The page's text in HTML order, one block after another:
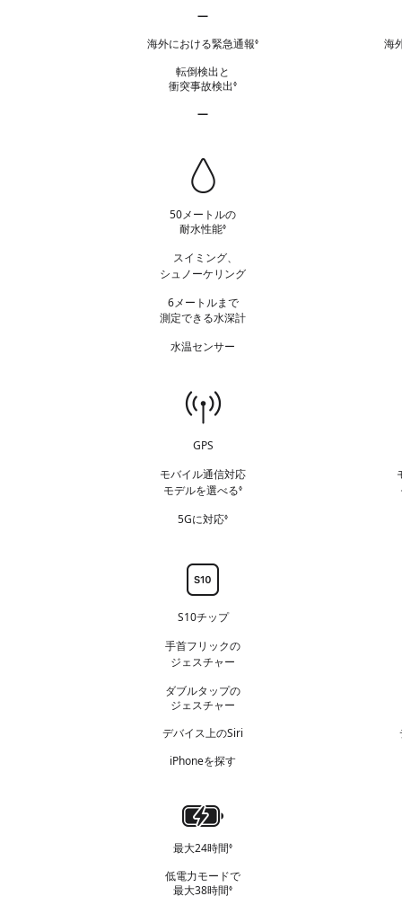
項
を
参
照
—
海外における緊急通報◊
転倒検出と
衝突事故検出 ◊
—
海
50メートルの
耐水性能◊
事
項
参
照
スイミング、
シュノーケリング
6メートルまで
測定できる水深計
水温センサー
GPS
モバイル通信対応
モデルを選べる◊
5Gに対応◊
照
S10チップ
手首フリックの
ジェスチャー
ダブルタップの
ジェスチャー
デバイス上のSiri
iPhoneを探す
最大24時間◊
事
低電力モードで
最大38時間◊